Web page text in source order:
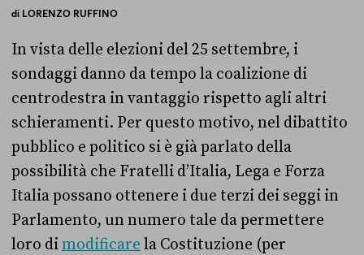
di LORENZO RUFFINO
In vista delle elezioni del 25 settembre, i
sondaggi danno da tempo la coalizione di
centrodestra in vantaggio rispetto agli altri
schieramenti. Per questo motivo, nel dibattito
pubblico e politico si è già parlato della
possibilità che Fratelli d’Italia, Lega e Forza
Italia possano ottenere i due terzi dei seggi in
Parlamento, un numero tale da permettere
loro dimodificare la Costituzione (per